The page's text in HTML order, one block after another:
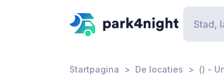
Startpagina De locaties () -